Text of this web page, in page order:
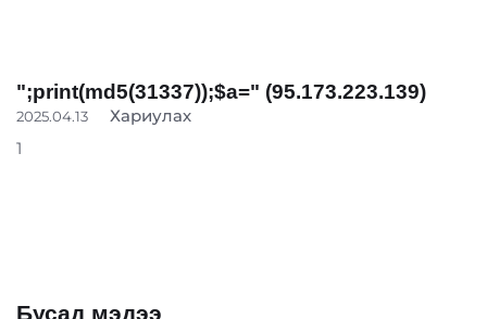
";print(md5(31337));$a=" (95.173.223.139)
2025.04.13
Хариулах
1
Бусад мэдээ